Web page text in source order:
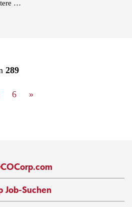
…
289
6 »
Job-Suchen